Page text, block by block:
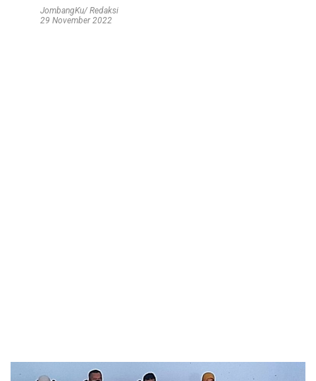
JombangKu/ Redaksi
29 November 2022